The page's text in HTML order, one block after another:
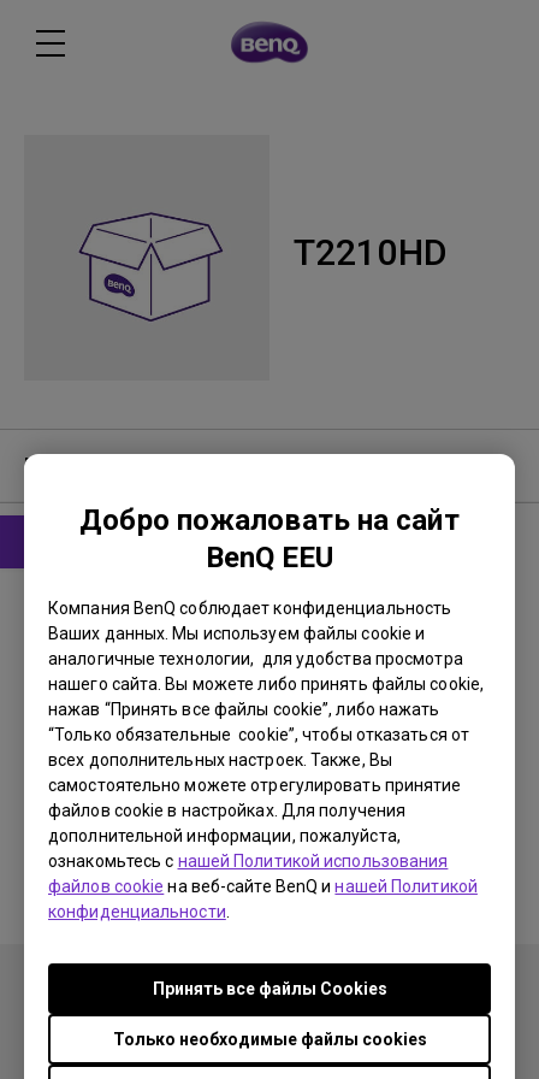
Добро пожаловать на сайт
BenQ EEU
Компания BenQ соблюдает конфиденциальность
Ваших данных. Мы используем файлы cookie и
аналогичные технологии, для удобства просмотра
нашего сайта. Вы можете либо принять файлы cookie,
нажав “Принять все файлы cookie”, либо нажать
“Только обязательные cookie”, чтобы отказаться от
всех дополнительных настроек. Также, Вы
самостоятельно можете отрегулировать принятие
файлов cookie в настройках. Для получения
дополнительной информации, пожалуйста,
ознакомьтесь с нашей Политикой использования
файлов cookie на веб-сайте BenQ инашей Политикой
конфиденциальности
Только необходимые файлы cookies
Принять все файлы Сookies
T2210HD
Программное обеспечение
MP (=T2200HD and T2210HDA)
OS:WindowVista|WinXP
OS Version:
Версия: 0
Обновить:2009/10/13
Размер файла:90.66 KB
Продукция